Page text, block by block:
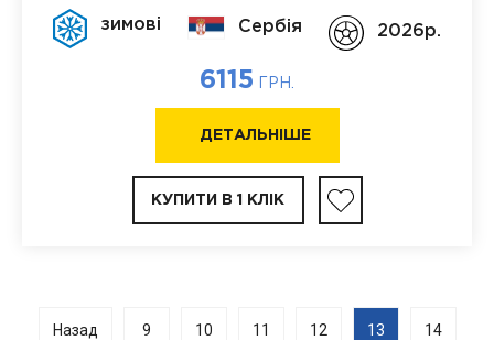
зимові Сербія 2026p.
6115 ГРН.
ДЕТАЛЬНІШЕ
КУПИТИ В 1 КЛІК
Назад 9 10 11 12 13 14